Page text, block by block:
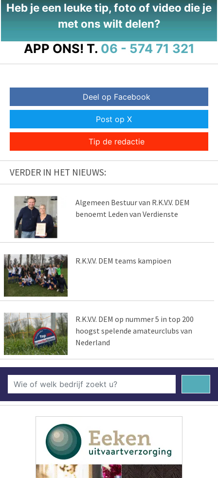
Heb je een leuke tip, foto of video die je
met ons wilt delen?
APP ONS! T. 06 - 574 71 321
Deel op Facebook
Post op X
Tip de redactie
VERDER IN HET NIEUWS:
Algemeen Bestuur van R.K.V.V. DEM
benoemt Leden van Verdienste
R.K.V.V. DEM teams kampioen
R.K.V.V. DEM op nummer 5 in top 200
hoogst spelende amateurclubs van
Nederland